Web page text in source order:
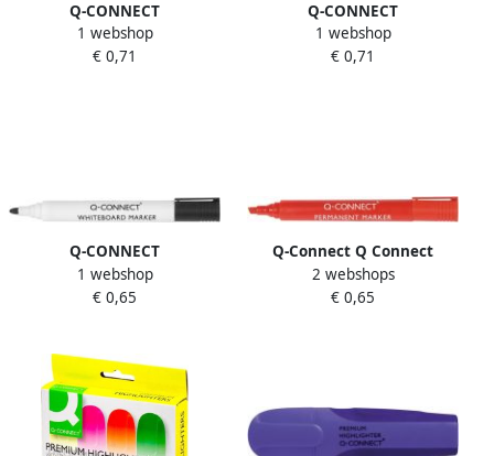
Q-CONNECT
whiteboardmarker 2-3 mm
ronde punt rood 10 stuks
1 webshop
€ 0,71
Q-CONNECT
whiteboardmarker 2-3 mm
ronde punt groen 10 stuks
1 webshop
€ 0,71
Q-CONNECT
whiteboardmarker 2-3 mm
ronde punt zwart 10 stuks
1 webshop
€ 0,65
Q-Connect Q Connect
permanente marker
schuine punt rood
2 webshops
€ 0,65